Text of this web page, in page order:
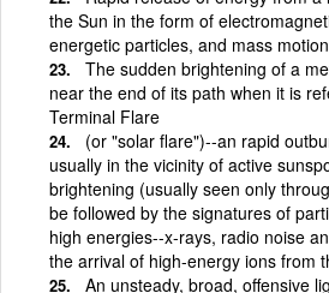
the Sun in the form of
energetic particles, and mass
The sudden brightening of a
near the end of its path when it is
Terminal Flare
(or "solar flare")--an rapid
usually in the vicinity of active
brightening (usually seen only
be followed by the signatures of
high energies--x-rays, radio noise
the arrival of high-energy ions from
An unsteady, broad, offensive